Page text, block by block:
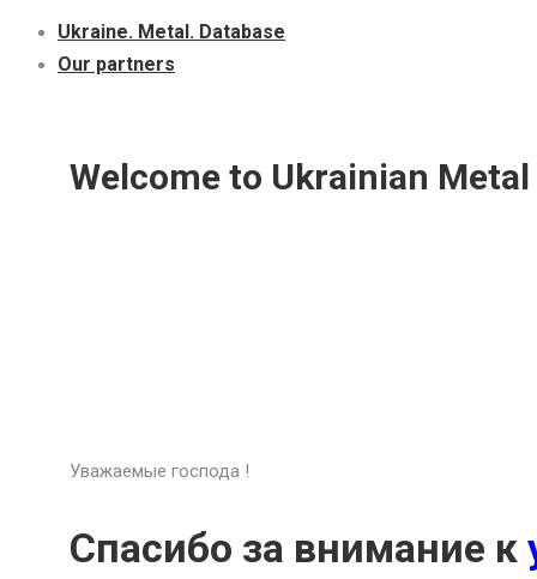
Ukraine. Metal. Database
Our partners
Welcome to Ukrainian Metal
Уважаемые господа !
Спасибо за внимание к